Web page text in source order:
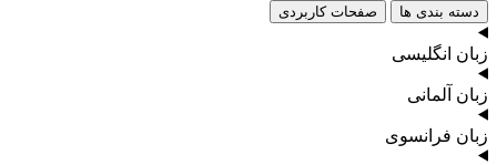
دسته بندی ها صفحات کاربردی
زبان انگلیسی
زبان آلمانی
زبان فرانسوی